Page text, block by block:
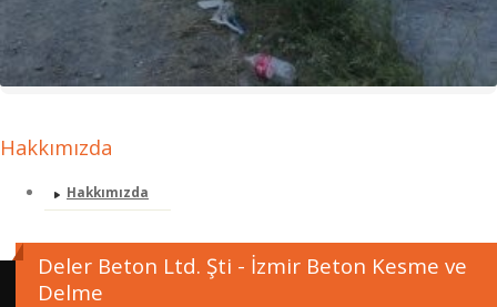
Hakkımızda
Hakkımızda
Deler Beton Ltd. Şti - İzmir Beton Kesme ve
Delme